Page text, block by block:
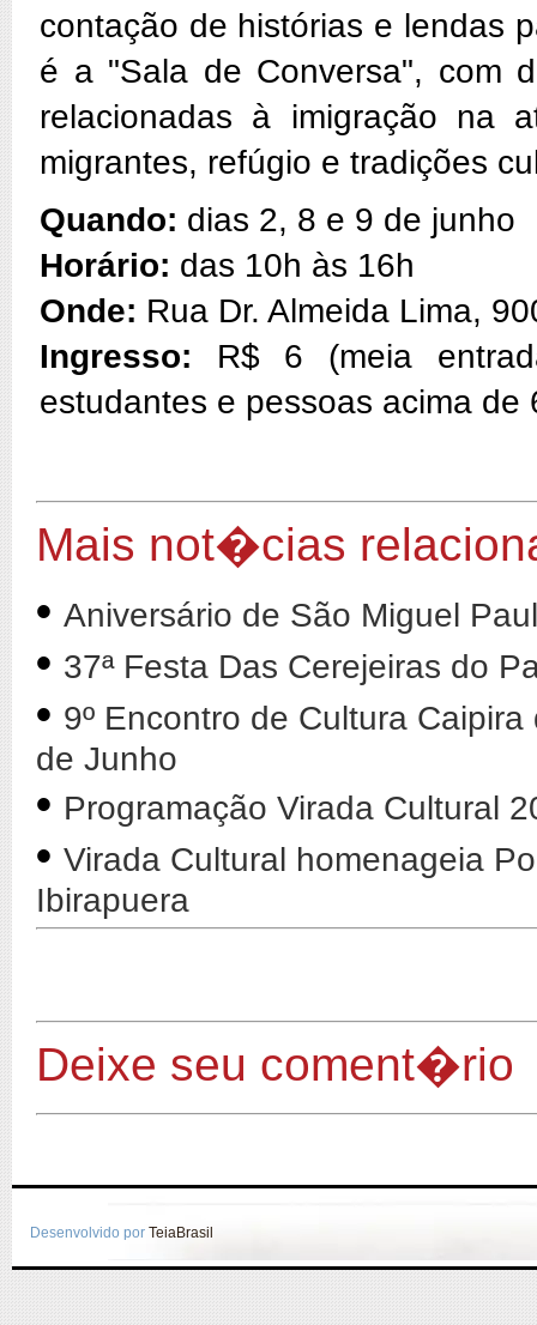
contação de histórias e lendas
é a "Sala de Conversa", com
relacionadas à imigração na
migrantes, refúgio e tradições
Quando: dias 2, 8 e 9 de junho
Horário: das 10h às 16h
Onde: Rua Dr. Almeida Lima,
Ingresso: R$ 6 (meia
estudantes e pessoas acima de
Mais not�cias
• Aniversário de São Miguel
• 37ª Festa Das Cerejeiras do
• 9º Encontro de Cultura
de Junho
• Programação Virada Cultural
• Virada Cultural homenageia
Ibirapuera
Deixe seu coment�rio
Desenvolvido por TeiaBrasil